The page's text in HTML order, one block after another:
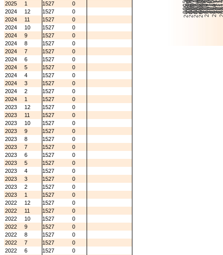
2025
1 1527
0
2024
12 1527
0
2024
11 1527
0
2024
10 1527
0
2024
9 1527
0
2024
8 1527
0
2024
7 1527
0
2024
6 1527
0
2024
5 1527
0
2024
4 1527
0
2024
3 1527
0
2024
2 1527
0
2024
1 1527
0
2023
12 1527
0
2023
11 1527
0
2023
10 1527
0
2023
9 1527
0
2023
8 1527
0
2023
7 1527
0
2023
6 1527
0
2023
5 1527
0
2023
4 1527
0
2023
3 1527
0
2023
2 1527
0
2023
1 1527
0
2022
12 1527
0
2022
11 1527
0
2022
10 1527
0
2022
9 1527
0
2022
8 1527
0
2022
7 1527
0
2022
6 1527
0